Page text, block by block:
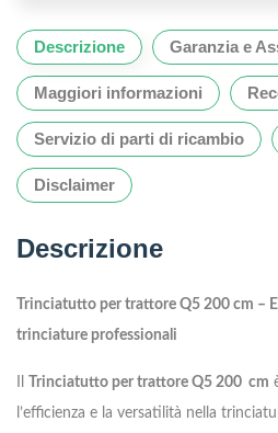
Descrizione Garanzia e
Maggiori informazioni
Servizio di parti di ricambio
Disclaimer
Descrizione
Trinciatutto per trattore Q5 200 cm –
trinciature professionali
Trinciatutto per trattore Q5 200 cm
l’efficienza e la versatilità nella